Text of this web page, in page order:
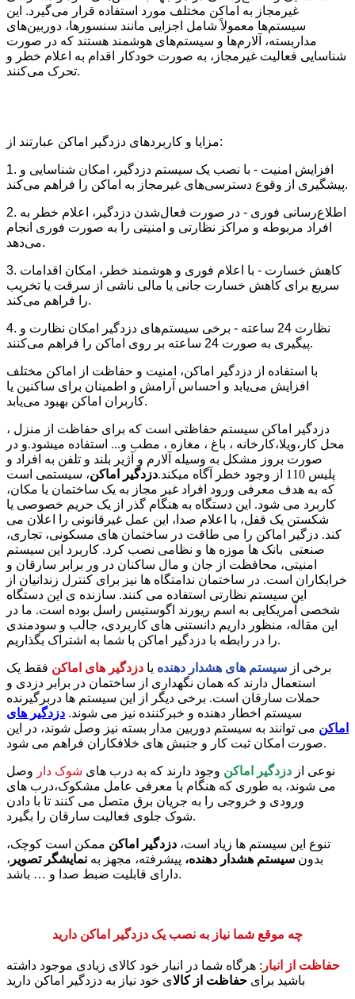
غیرمجاز به اماکن مختلف مورد استفاده قرار می‌گیرد. این
سیستم‌ها معمولاً شامل اجزایی مانند سنسورها، دوربین‌های
مداربسته، آلارم‌ها و سیستم‌های هوشمند هستند که در صورت
شناسایی فعالیت غیرمجاز، به صورت خودکار اقدام به اعلام خطر و
تحرک می‌کنند.
مزایا و کاربردهای دزدگیر اماکن عبارتند از:
1. افزایش امنیت - با نصب یک سیستم دزدگیر، امکان شناسایی و
پیشگیری از وقوع دسترسی‌های غیرمجاز به اماکن را فراهم می‌کند.
2. اطلاع‌رسانی فوری - در صورت فعال‌شدن دزدگیر، اعلام خطر به
افراد مربوطه و مراکز نظارتی و امنیتی را به صورت فوری انجام
می‌دهد.
3. کاهش خسارت - با اعلام فوری و هوشمند خطر، امکان اقدامات
سریع برای کاهش خسارت جانی یا مالی ناشی از سرقت یا تخریب
را فراهم می‌کند.
4. نظارت 24 ساعته - برخی سیستم‌های دزدگیر امکان نظارت و
پیگیری به صورت 24 ساعته بر روی اماکن را فراهم می‌کنند.
با استفاده از دزدگیر اماکن، امنیت و حفاظت از اماکن مختلف
افزایش می‌یابد و احساس آرامش و اطمینان برای ساکنین یا
کاربران اماکن بهبود می‌یابد.
دزدگیر اماکن سیستم حفاظتی است که برای حفاظت از منزل ،
محل کار،ویلا،کارخانه ، باغ ، مغازه ، مطب و... استفاده میشود.و در
صورت بروز مشکل به وسیله آلارم و آژیر بلند و تلفن به افراد و
پلیس 110 از وجود خطر آگاه میکند.
دزدگیر اماکن، سیستمی است
که به هدف معرفی ورود افراد غیر مجاز به یک ساختمان یا مکان،
کاربرد می شود. این دستگاه به هنگام گذر از یک حریم خصوصی یا
شکستن یک قفل، با اعلام صدا، این عمل غیرقانونی را اعلان می‌
کند. دزگیر اماکن را می طاقت در ساختمان های مسکونی، تجاری،
صنعتی بانک ها موزه ها و نظامی نصب کرد. کاربرد این سیستم
امنیتی، محافظت از جان و مال ساکنان در ور برابر سارقان و
خرابکاران است. در ساختمان ندامتگاه ها نیز برای کنترل زندانیان از
این سیستم نظارتی استفاده می کنند. سازنده‌ ی این دستگاه
شخصی آمریکایی به‌ اسم ریورند اگوستیس راسل بوده است. ما در
این مقاله، منظور داریم دانستنی های کاربردی، جالب و سودمندی
را در رابطه با دزدگیر اماکن با شما به اشتراک بگذاریم.
برخی از سیستم های هشدار دهنده یا دزدگیر های اماکن فقط یک
استعمال دارند که همان نگهداری از ساختمان در برابر دزدی و
حملات سارقان است. برخی دیگر از این سیستم ها دربرگیرنده
سیستم اخطار دهنده و خبرکننده نیز می شوند. دزدگیر های
اماکن می توانند به سیستم دوربین مدار بسته نیز وصل شوند، در این
صورت امکان ثبت کار و جنبش های خلافکاران فراهم می شود.
نوعی از دزدگیر اماکن وجود دارند که به درب های شوک دار وصل
می شوند، به طوری که هنگام با معرفی عامل مشکوک،درب های
ورودی و خروجی را به جریان برق متصل می کنند تا با دادن
شوک جلوی فعالیت سارقان را بگیرد.
تنوع این سیستم ها زیاد است، دزدگیر اماکن ممکن است کوچک،
بدون سیستم هشدار دهنده، پیشرفته، مجهز به نمایشگر تصویر ،
دارای قابلیت ضبط صدا و … باشد.
چه موقع شما نیاز به نصب یک دزدگیر اماکن دارید
حفاظت از انبار : هرگاه شما در انبار خود کالای زیادی موجود داشته
باشید برای حفاظت از کالای خود نیاز به دزدگیر اماکن دارید